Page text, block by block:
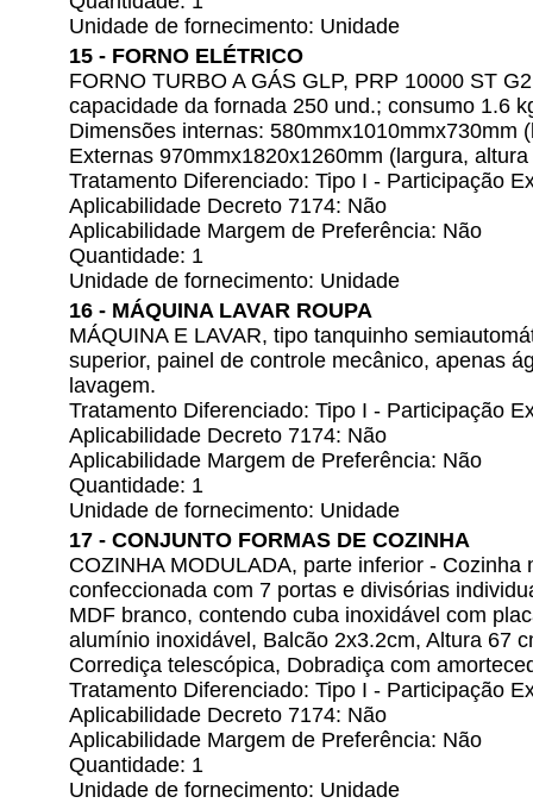
Unidade de fornecimento: Unidade
15 - FORNO ELÉTRICO
FORNO TURBO A GÁS GLP, PRP 10000 ST
capacidade da fornada 250 und.; consumo 1.6
Dimensões internas: 580mmx1010mmx730mm
Externas 970mmx1820x1260mm (largura,
Tratamento Diferenciado: Tipo I - Participação
Aplicabilidade Decreto 7174: Não
Aplicabilidade Margem de Preferência: Não
Quantidade: 1
Unidade de fornecimento: Unidade
16 - MÁQUINA LAVAR ROUPA
MÁQUINA E LAVAR, tipo tanquinho
superior, painel de controle mecânico, apenas
lavagem.
Tratamento Diferenciado: Tipo I - Participação
Aplicabilidade Decreto 7174: Não
Aplicabilidade Margem de Preferência: Não
Quantidade: 1
Unidade de fornecimento: Unidade
17 - CONJUNTO FORMAS DE COZINHA
COZINHA MODULADA, parte inferior - Cozinha
confeccionada com 7 portas e divisórias
MDF branco, contendo cuba inoxidável com
alumínio inoxidável, Balcão 2x3.2cm, Altura 67
Corrediça telescópica, Dobradiça com
Tratamento Diferenciado: Tipo I - Participação
Aplicabilidade Decreto 7174: Não
Aplicabilidade Margem de Preferência: Não
Quantidade: 1
Unidade de fornecimento: Unidade